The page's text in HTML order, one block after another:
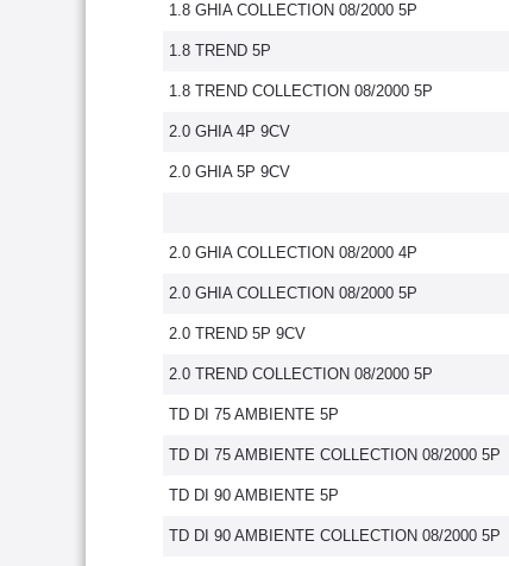
1.8 GHIA COLLECTION 08/2000 5P
1.8 TREND 5P
1.8 TREND COLLECTION 08/2000 5P
2.0 GHIA 4P 9CV
2.0 GHIA 5P 9CV
2.0 GHIA COLLECTION 08/2000 4P
2.0 GHIA COLLECTION 08/2000 5P
2.0 TREND 5P 9CV
2.0 TREND COLLECTION 08/2000 5P
TD DI 75 AMBIENTE 5P
TD DI 75 AMBIENTE COLLECTION 08/2000 5P
TD DI 90 AMBIENTE 5P
TD DI 90 AMBIENTE COLLECTION 08/2000 5P